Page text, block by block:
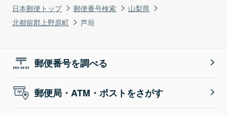
日本郵便トップ 郵便番号検索
山梨県
北都留郡上野原町
芦垣
郵便番号を調べる
郵便局・ATM・ポストをさがす